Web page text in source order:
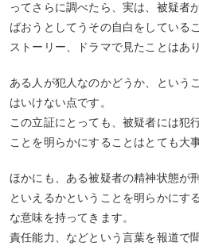
ってさらに調べたら、実は、被疑者
ばおうとしてうその自白をしている
ストーリー、ドラマで見たことはあ
ある人が犯人なのかどうか、という
はいけない点です。
この立証にとっても、被疑者には犯
ことを明らかにすることはとても大
ほかにも、ある被疑者の精神状態が
といえるかということを明らかにす
な意味を持ってきます。
責任能力、などという言葉を報道で